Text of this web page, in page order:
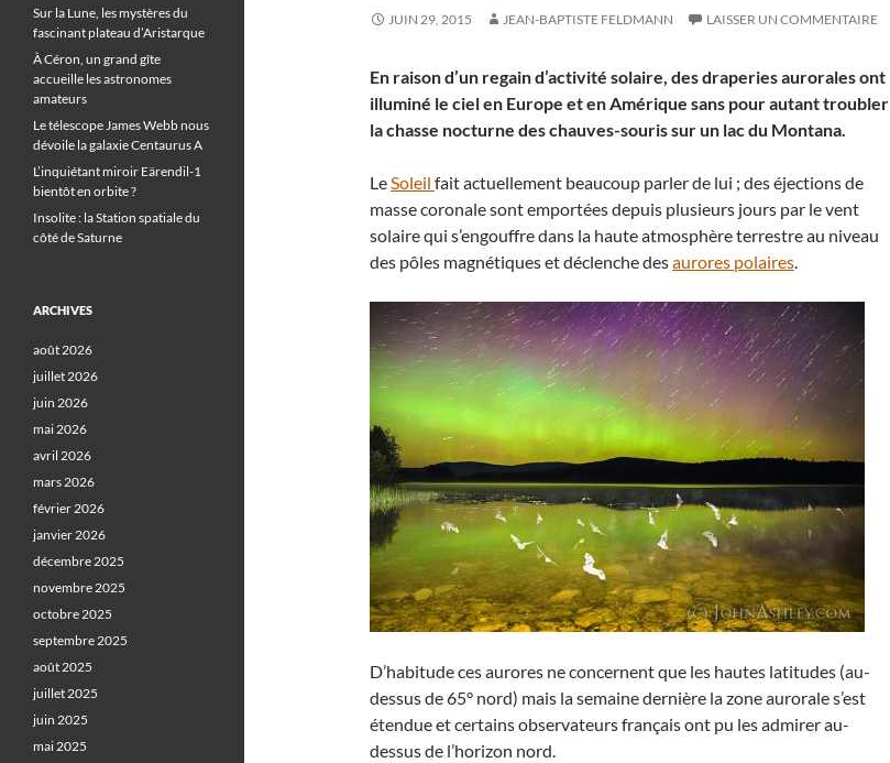
JUIN 29, 2015 JEAN-BAPTISTE FELDMANN LAISSER UN COMMENTAIRE
En raison d’un regain d’activité solaire, des draperies aurorales ont
illuminé le ciel en Europe et en Amérique sans pour autant troubler
la chasse nocturne des chauves-souris sur un lac du Montana.
LeSoleil fait actuellement beaucoup parler de lui ; des éjections de
masse coronale sont emportées depuis plusieurs jours par le vent
solaire qui s’engouffre dans la haute atmosphère terrestre au niveau
des pôles magnétiques et déclenche desaurores polaires.
D’habitude ces aurores ne concernent que les hautes latitudes (au-
dessus de 65° nord) mais la semaine dernière la zone aurorale s’est
étendue et certains observateurs français ont pu les admirer au-
dessus de l’horizon nord.
Sur la Lune, les mystères du
fascinant plateau d’Aristarque
À Céron, un grand gîte
accueille les astronomes
amateurs
Le télescope James Webb nous
dévoile la galaxie Centaurus A
L’inquiétant miroir Eärendil-1
bientôt en orbite ?
Insolite : la Station spatiale du
côté de Saturne
ARCHIVES
août 2026
juillet 2026
juin 2026
mai 2026
avril 2026
mars 2026
février 2026
janvier 2026
décembre 2025
novembre 2025
octobre 2025
septembre 2025
août 2025
juillet 2025
juin 2025
mai 2025